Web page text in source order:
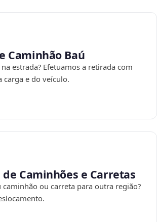
Caminhão Baú
estrada? Efetuamos a retirada com
carga e do veículo.
Caminhões e Carretas
caminhão ou carreta para outra região?